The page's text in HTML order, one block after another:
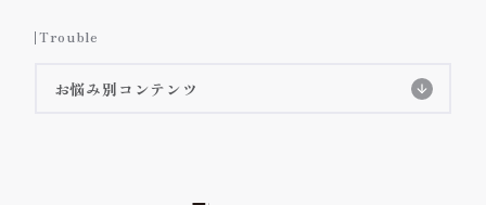
詳細ページへ
インビザライン
歯周病治療
Trouble
お悩み別コンテンツ